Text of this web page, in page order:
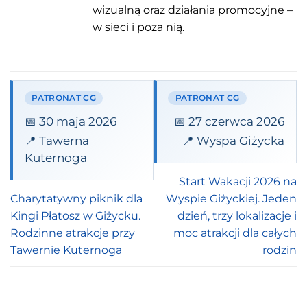
wizualną oraz działania promocyjne –
w sieci i poza nią.
PATRONAT CG
📅 30 maja 2026
📍 Tawerna
Kuternoga
Charytatywny piknik dla
Kingi Płatosz w Giżycku.
Rodzinne atrakcje przy
Tawernie Kuternoga
PATRONAT CG
📅 27 czerwca 2026
📍 Wyspa Giżycka
Start Wakacji 2026 na
Wyspie Giżyckiej. Jeden
dzień, trzy lokalizacje i
moc atrakcji dla całych
rodzin